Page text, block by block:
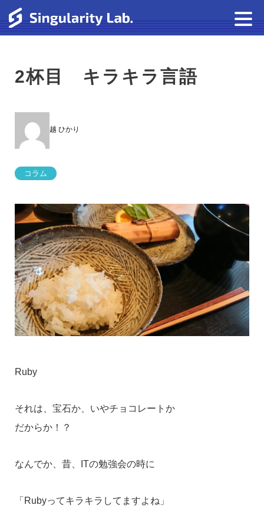
2杯目 キラキラ言語
越 ひかり
コラム
Ruby
それは、宝石か、いやチョコレートか
だからか！？
なんでか、昔、ITの勉強会の時に
「Rubyってキラキラしてますよね」